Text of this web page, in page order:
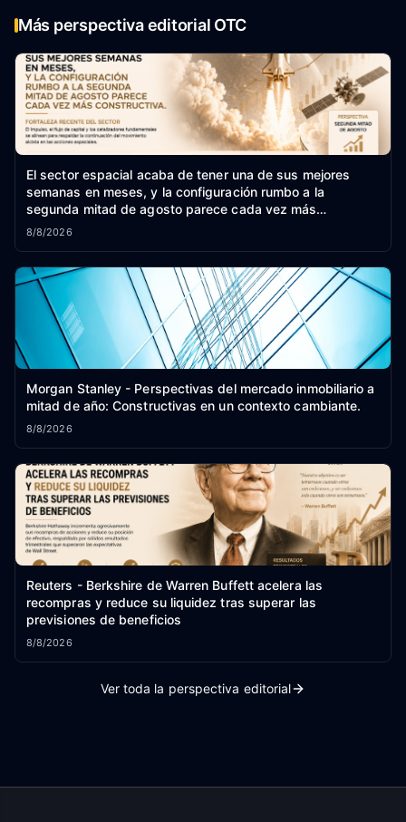
Más perspectiva editorial OTC
El sector espacial acaba de tener una de sus mejores
semanas en meses, y la configuración rumbo a la
segunda mitad de agosto parece cada vez más
constructiva.
8/8/2026
Morgan Stanley - Perspectivas del mercado inmobiliario a
mitad de año: Constructivas en un contexto cambiante.
8/8/2026
Reuters - Berkshire de Warren Buffett acelera las
recompras y reduce su liquidez tras superar las
previsiones de beneficios
8/8/2026
Ver toda la perspectiva editorial